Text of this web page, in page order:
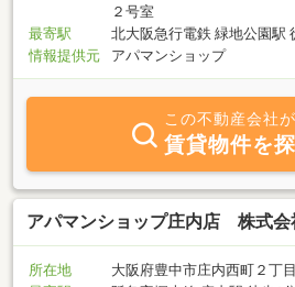
２号室
最寄駅
北大阪急行電鉄 緑地公園駅
情報提供元
アパマンショップ
この不動産会社
賃貸物件を
アパマンショップ庄内店 株式会
所在地
大阪府豊中市庄内西町２丁